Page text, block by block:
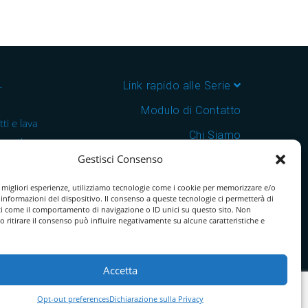
Gestisci Consenso
esperienze, utilizziamo tecnologie come i cookie per memorizzare e/o
informazioni del dispositivo. Il consenso a queste tecnologie ci permetterà di
come il comportamento di navigazione o ID unici su questo sito. Non
ritirare il consenso può influire negativamente su alcune caratteristiche e
Accetta
Opt-out preferencesDichiarazione sulla Privacy
e lava
e
in
Link rapido alle Serie
Modulo di Contatto
Chi Siamo
Download Catalogo PDF
Cookie Policy